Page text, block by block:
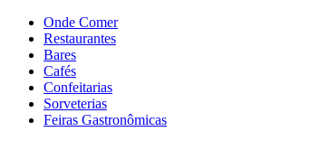
Onde Comer
Restaurantes
Bares
Cafés
Confeitarias
Sorveterias
Feiras Gastronômicas